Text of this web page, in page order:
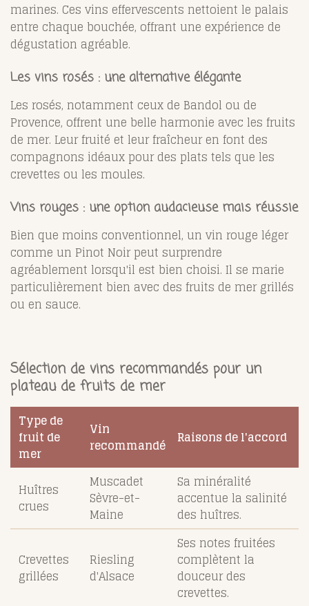
marines. Ces vins effervescents nettoient le palais
entre chaque bouchée, offrant une expérience de
dégustation agréable.
Les vins rosés : une alternative élégante
Les rosés, notamment ceux de Bandol ou de
Provence, offrent une belle harmonie avec les fruits
de mer. Leur fruité et leur fraîcheur en font des
compagnons idéaux pour des plats tels que les
crevettes ou les moules.
Vins rouges : une option audacieuse mais réussie
Bien que moins conventionnel, un vin rouge léger
comme un Pinot Noir peut surprendre
agréablement lorsqu'il est bien choisi. Il se marie
particulièrement bien avec des fruits de mer grillés
ou en sauce.
Sélection de vins recommandés pour un
plateau de fruits de mer
Type de
fruit de
mer
Vin
recommandé
Raisons de l'accord
Huîtres
crues
Muscadet
Sèvre-et-
Maine
Sa minéralité
accentue la salinité
des huîtres.
Crevettes
grillées
Riesling
d'Alsace
Ses notes fruitées
complètent la
douceur des
crevettes.